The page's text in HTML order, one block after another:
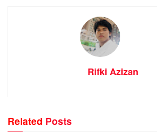
Rifki Azizan
Related Posts